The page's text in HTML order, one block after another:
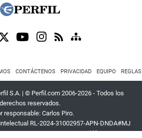
CONTÁCTENOS PRIVACIDAD EQUIPO
S.A. | © Perfil.com 2006-2026 - Todos los
derechos reservados.
responsable: Carlos Piro.
RL-2024-31002957-APN-DNDA#MJ
C1289ABI,CABA, Argentina| Teléfono:+54 9 11